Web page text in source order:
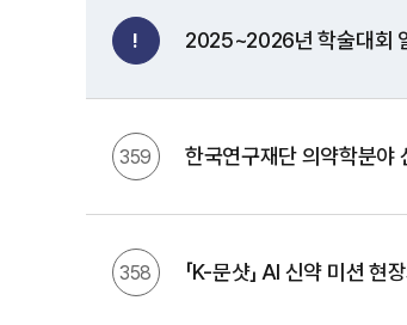
! 2025~2026년 학술대회
359 한국연구재단 의약학분야
358 「K-문샷」 AI 신약 미션